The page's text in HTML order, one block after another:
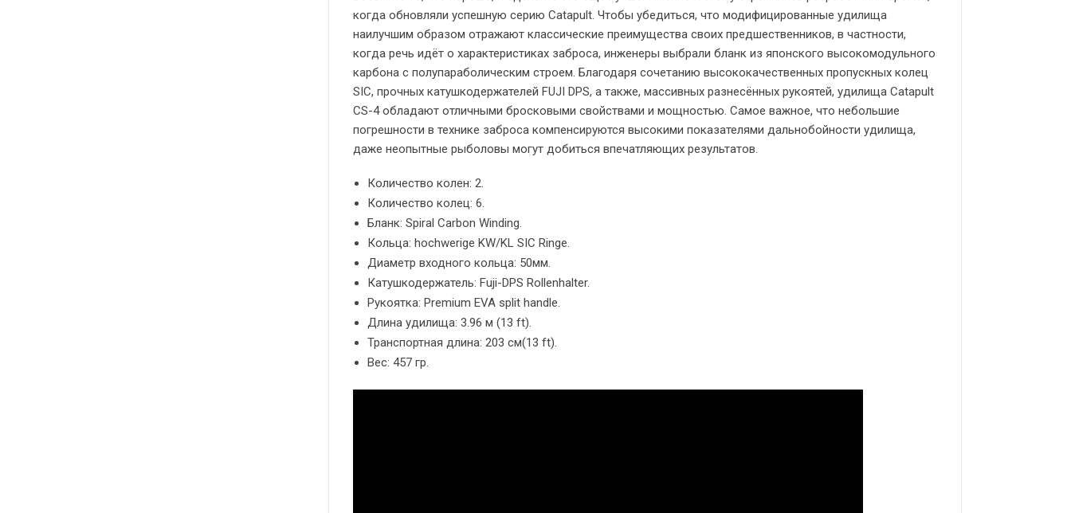
когда обновляли успешную серию Catapult. Чтобы убедиться, что модифицированные удилища
наилучшим образом отражают классические преимущества своих предшественников, в частности,
когда речь идёт о характеристиках заброса, инженеры выбрали бланк из японского высокомодульного
карбона с полупараболическим строем. Благодаря сочетанию высококачественных пропускных колец
SIC, прочных катушкодержателей FUJI DPS, а также, массивных разнесённых рукоятей, удилища Catapult
CS-4 обладают отличными бросковыми свойствами и мощностью. Самое важное, что небольшие
погрешности в технике заброса компенсируются высокими показателями дальнобойности удилища,
даже неопытные рыболовы могут добиться впечатляющих результатов.
Количество колен: 2.
Количество колец: 6.
Бланк: Spiral Carbon Winding.
Кольца: hochwerige KW/KL SIC Ringe.
Диаметр входного кольца: 50мм.
Катушкодержатель: Fuji-DPS Rollenhalter.
Рукоятка: Premium EVA split handle.
Длина удилища: 3.96 м (13 ft).
Транспортная длина: 203 см(13 ft).
Вес: 457 гр.